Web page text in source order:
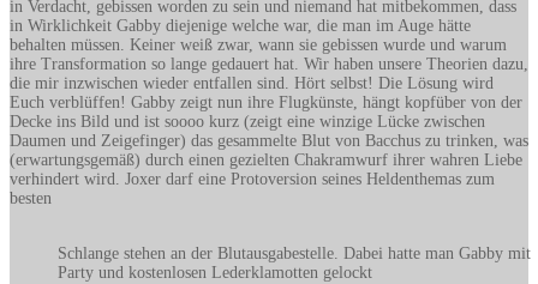
in Verdacht, gebissen worden zu sein und niemand hat mitbekommen, dass
in Wirklichkeit Gabby diejenige welche war, die man im Auge hätte
behalten müssen. Keiner weiß zwar, wann sie gebissen wurde und warum
ihre Transformation so lange gedauert hat. Wir haben unsere Theorien dazu,
die mir inzwischen wieder entfallen sind. Hört selbst! Die Lösung wird
Euch verblüffen! Gabby zeigt nun ihre Flugkünste, hängt kopfüber von der
Decke ins Bild und ist soooo kurz (zeigt eine winzige Lücke zwischen
Daumen und Zeigefinger) das gesammelte Blut von Bacchus zu trinken, was
(erwartungsgemäß) durch einen gezielten Chakramwurf ihrer wahren Liebe
verhindert wird. Joxer darf eine Protoversion seines Heldenthemas zum
besten
Schlange stehen an der Blutausgabestelle. Dabei hatte man Gabby mit
Party und kostenlosen Lederklamotten gelockt